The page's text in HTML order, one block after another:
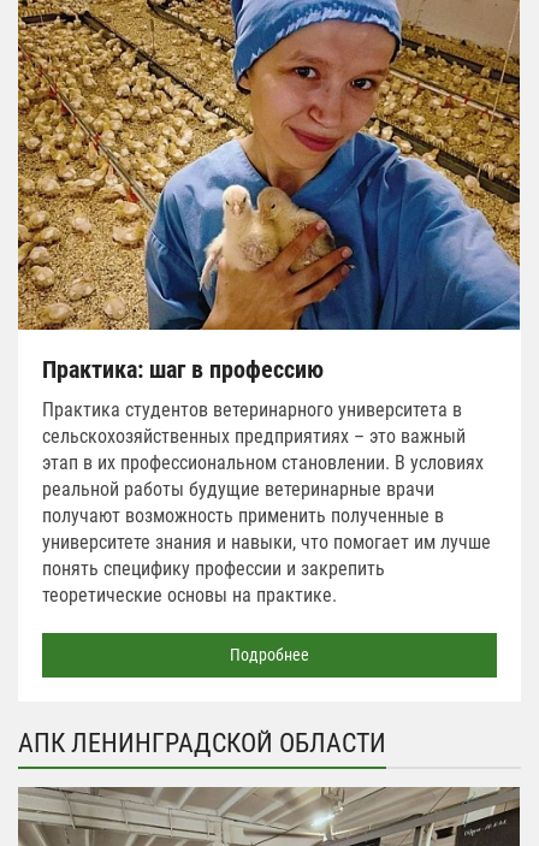
Практика: шаг в профессию
Практика студентов ветеринарного университета в
сельскохозяйственных предприятиях – это важный
этап в их профессиональном становлении. В условиях
реальной работы будущие ветеринарные врачи
получают возможность применить полученные в
университете знания и навыки, что помогает им лучше
понять специфику профессии и закрепить
теоретические основы на практике.
Подробнее
АПК ЛЕНИНГРАДСКОЙ ОБЛАСТИ